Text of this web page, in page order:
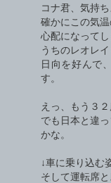
コナ君、気持
確かにこの気
心配になってし
うちのレオレ
日向を好んで
す。
えっ、もう３
でも日本と違
かな。
↓車に乗り込む
そして運転席